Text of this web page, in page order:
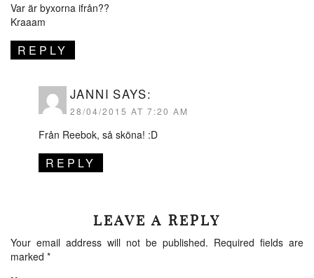
Var är byxorna ifrån??
Kraaam
REPLY
JANNI SAYS:
28/04/2015 AT 7:20 AM
Från Reebok, så sköna! :D
REPLY
LEAVE A REPLY
Your email address will not be published. Required fields are
marked *